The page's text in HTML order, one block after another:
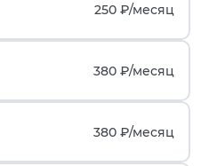
250 ₽/месяц
380 ₽/месяц
380 ₽/месяц